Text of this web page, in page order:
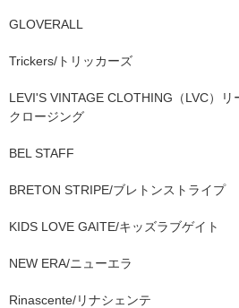
GLOVERALL
Trickers/トリッカーズ
LEVI'S VINTAGE CLOTHING（LVC）
クロージング
BEL STAFF
BRETON STRIPE/ブレトンストライプ
KIDS LOVE GAITE/キッズラブゲイト
NEW ERA/ニューエラ
Rinascente/リナシェンテ